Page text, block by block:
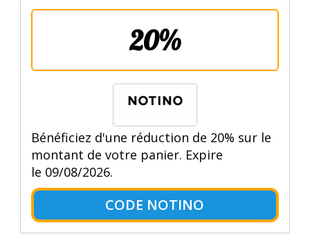
20%
Bénéficiez d'une réduction de 20% sur le
montant de votre panier. Expire
le 09/08/2026.
CODE NOTINO